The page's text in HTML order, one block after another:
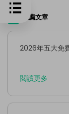
推薦文章
2026年五大免
閲讀更多